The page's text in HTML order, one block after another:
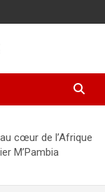
cœur de l’Afrique
M’Pambia